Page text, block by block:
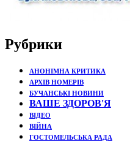
Рубрики
АНОНІМНА КРИТИКА
АРХІВ НОМЕРІВ
БУЧАНСЬКІ НОВИНИ
ВАШЕ ЗДОРОВ'Я
ВІДЕО
ВІЙНА
ГОСТОМЕЛЬСЬКА РАДА